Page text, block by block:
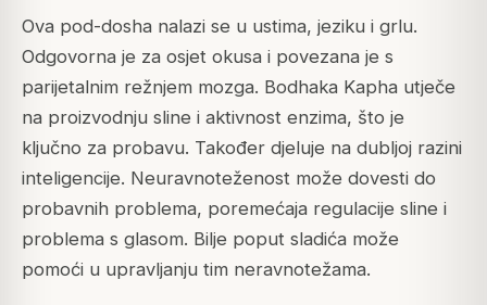
Ova pod-dosha nalazi se u ustima, jeziku i grlu.
Odgovorna je za osjet okusa i povezana je s
parijetalnim režnjem mozga. Bodhaka Kapha utječe
na proizvodnju sline i aktivnost enzima, što je
ključno za probavu. Također djeluje na dubljoj razini
inteligencije. Neuravnoteženost može dovesti do
probavnih problema, poremećaja regulacije sline i
problema s glasom. Bilje poput sladića može
pomoći u upravljanju tim neravnotežama.